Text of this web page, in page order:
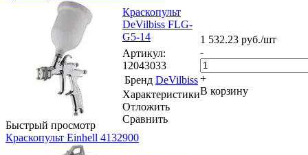
Быстрый просмотр
Краскопульт
DeVilbiss FLG-
G5-14
Артикул:
12043033
Бренд DeVilbiss
Характеристики
Отложить
Сравнить
1 532.23 руб./шт
-
+
В корзину
Краскопульт Einhell 4132900